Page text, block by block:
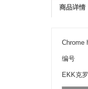
商品详情
Chrome
编号
EKK克